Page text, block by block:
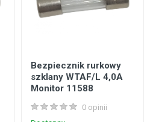
Bezpiecznik rurkowy
szklany WTAF/L 4,0A
Monitor 11588
0 opinii